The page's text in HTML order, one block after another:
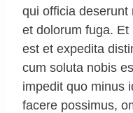
qui officia deserunt
et dolorum fuga.
est et expedita
cum soluta nobis
impedit quo minus
facere possimus,